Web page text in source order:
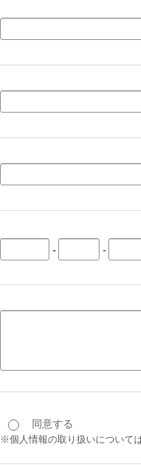
- -
同意する
※個人情報の取り扱いについて